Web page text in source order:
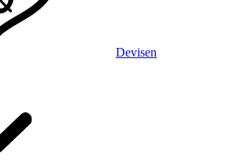
Devisen